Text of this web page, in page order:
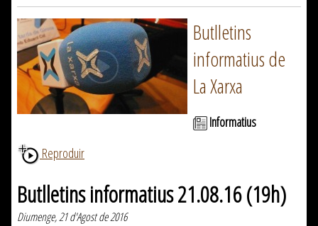
Butlletins
informatius de
La Xarxa
Informatius
Reproduir
Butlletins informatius 21.08.16 (19h)
Diumenge, 21 d'Agost de 2016